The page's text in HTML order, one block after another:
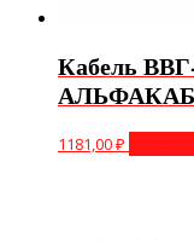
Кабель
1181,00₽